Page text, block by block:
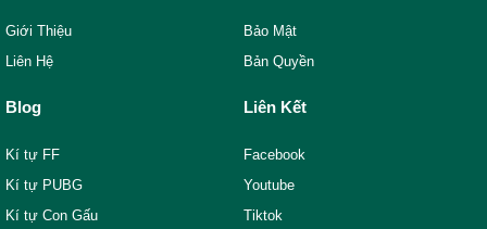
Giới Thiệu
Liên Hệ
Bảo Mật
Bản Quyền
Blog
Kí tự FF
Kí tự PUBG
Kí tự Con Gấu
Liên Kết
Facebook
Youtube
Tiktok